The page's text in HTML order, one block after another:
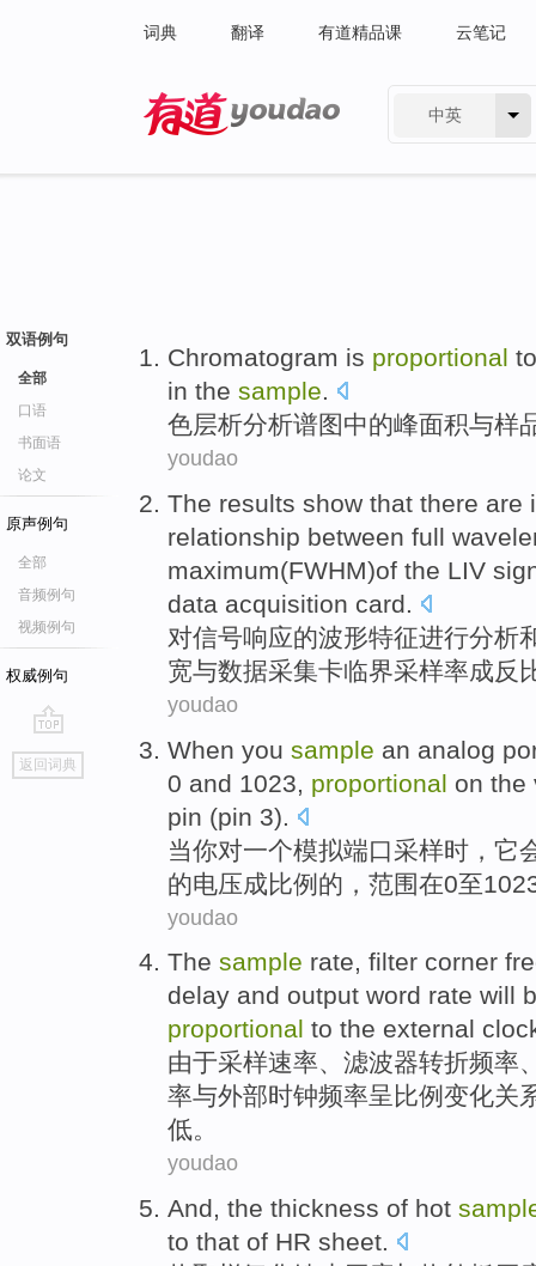
词典 翻译 有道精品课 云笔记
中英
双语例句
全部
口语
书面语
论文
原声例句
全部
音频例句
视频例句
权威例句
go
top
返回词典
Chromatogram is proportional to
in the sample.
色层析分析谱图中的峰面积与样
youdao
The results show that there are
relationship between full
maximum(FWHM)of the LIV
data acquisition card.
对信号响应的波形特征进行分析
宽与数据采集卡临界采样率成反
youdao
When you sample an analog
0 and 1023, proportional on the
pin (pin 3).
当你对一个模拟端口采样时， 它
的电压成比例 的，范围在0至
youdao
The sample rate, filter corner
delay and output word rate will
proportional to the external
由于采样速率、 滤波器转折频率
率与外部时钟频率呈比例变化关
低。
youdao
And, the thickness of hot
to that of HR sheet.